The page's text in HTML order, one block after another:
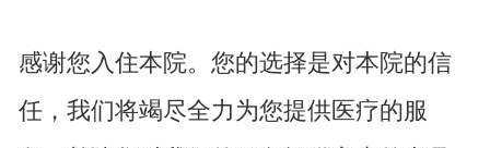
感谢您入住本院。您的选择是对本院的信
任，我们将竭尽全力为您提供医疗的服